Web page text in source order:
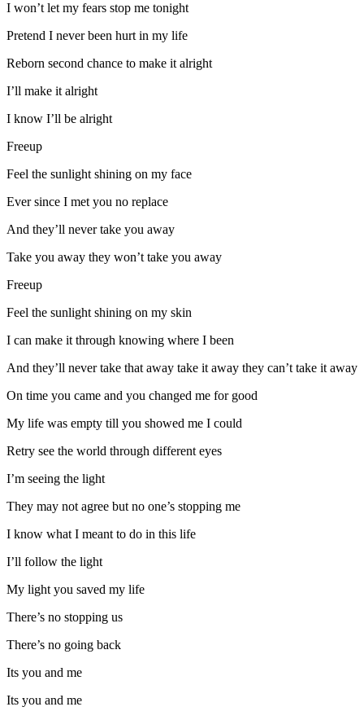
I won’t let my fears stop me tonight
Pretend I never been hurt in my life
Reborn second chance to make it alright
I’ll make it alright
I know I’ll be alright
Freeup
Feel the sunlight shining on my face
Ever since I met you no replace
And they’ll never take you away
Take you away they won’t take you away
Freeup
Feel the sunlight shining on my skin
I can make it through knowing where I been
And they’ll never take that away take it away they can’t take it away
On time you came and you changed me for good
My life was empty till you showed me I could
Retry see the world through different eyes
I’m seeing the light
They may not agree but no one’s stopping me
I know what I meant to do in this life
I’ll follow the light
My light you saved my life
There’s no stopping us
There’s no going back
Its you and me
Its you and me